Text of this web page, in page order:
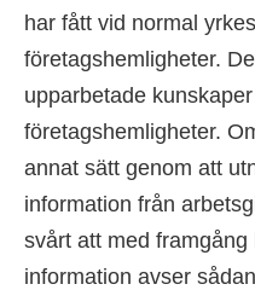
har fått vid normal
företagshemligheter.
upparbetade
företagshemligheter.
annat sätt genom att
information från
svårt att med
information avser